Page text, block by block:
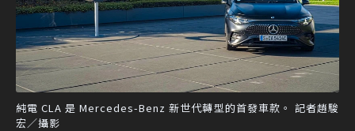
純電 CLA 是 Mercedes-Benz 新世代轉型的首發車款。 記者趙駿
宏／攝影